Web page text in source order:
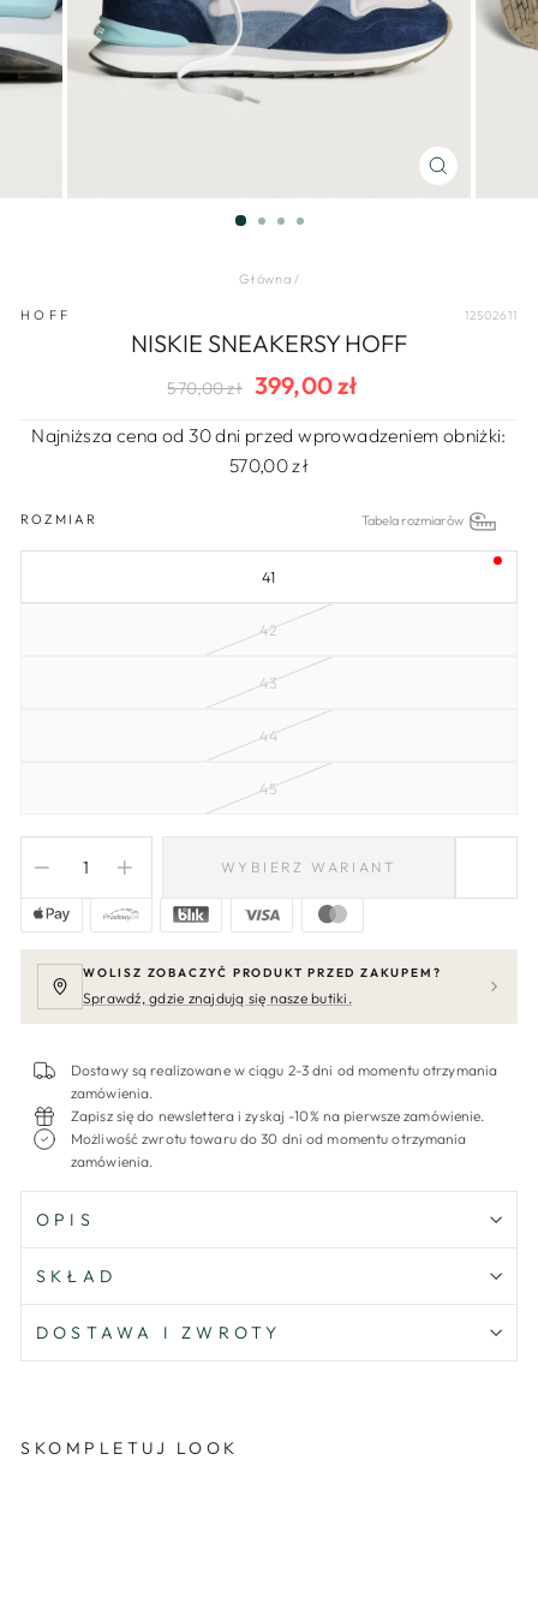
ZAMKNIJ
(ESC)
Główna /
HOFF 12502611
NISKIE SNEAKERSY HOFF
Regularna
570,00 zł
Cena
399,00 zł
Najniższa cena od 30 dni przed wprowadzeniem obniżki:
570,00 zł
ROZMIAR Tabela rozmiarów
41
42
43
44
45
WYBIERZ WARIANT
WOLISZ ZOBACZYĆ PRODUKT PRZED ZAKUPEM?
Sprawdź, gdzie znajdują się nasze butiki.
Dostawy są realizowane w ciągu 2-3 dni od momentu otrzymania
zamówienia.
Zapisz się do newslettera i zyskaj -10% na pierwsze zamówienie.
Możliwość zwrotu towaru do 30 dni od momentu otrzymania
zamówienia.
OPIS
SKŁAD
DOSTAWA I ZWROTY
SKOMPLETUJ LOOK